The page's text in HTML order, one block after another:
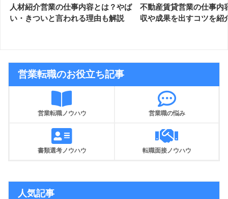
人材紹介営業の仕事内容とは？やば
い・きついと言われる理由も解説
不動産賃貸営業の仕事内
収や成果を出すコツを紹
営業転職のお役立ち記事
営業転職ノウハウ 営業職の悩み
書類選考ノウハウ 転職面接ノウハウ
人気記事